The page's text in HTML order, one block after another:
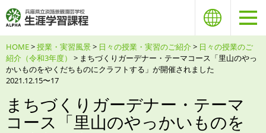
HOME>授業・実習風景> 日々の授業・実習のご紹介> 日々の授業のご
紹介（令和3年度）
> まちづくりガーデナー・テーマコース「里山のやっ
かいものをやくだちものにクラフトする」が開催されました
2021.12.15〜17
まちづくりガーデナー・テーマ
コース「里山のやっかいものを